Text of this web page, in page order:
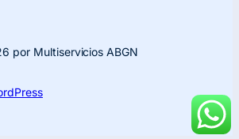
por Multiservicios ABGN